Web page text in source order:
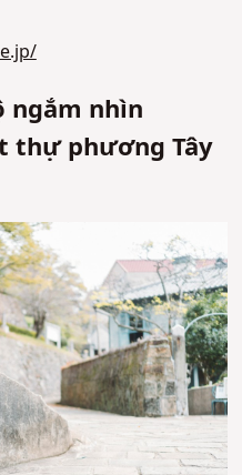
ngắm nhìn
thự phương Tây